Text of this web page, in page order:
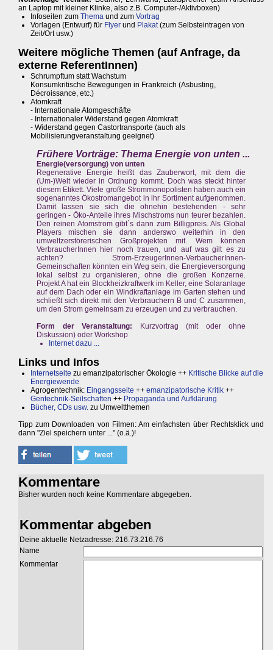
an Laptop mit kleiner Klinke, also z.B. Computer-/Aktivboxen)
Infoseiten zum Thema und zum Vortrag
Vorlagen (Entwurf) für Flyer und Plakat(zum Selbsteintragen von
Zeit/Ort usw.)
Weitere mögliche Themen (auf Anfrage, da
externe ReferentInnen)
Schrumpftum statt Wachstum
Konsumkritische Bewegungen in Frankreich (Asbusting,
Décroissance, etc.)
Atomkraft
- Internationale Atomgeschäfte
- Internationaler Widerstand gegen Atomkraft
- Widerstand gegen Castortransporte (auch als
Mobilisierungveranstaltung geeignet)
Frühere Vorträge: Thema Energie von unten ...
Energie(versorgung) von unten
Regenerative Energie heißt das Zauberwort, mit dem die
(Um-)Welt wieder in Ordnung kommt. Doch was steckt hinter
diesem Etikett. Viele große Strommonopolisten haben auch ein
sogenanntes Ökostromangebot in ihr Sortiment aufgenommen.
Damit lassen sie sich die ohnehin bestehenden - sehr
geringen - Öko-Anteile ihres Mischstroms nun teurer bezahlen.
Den reinen Atomstrom gibt´s dann zum Billigpreis. Als Global
Players mischen sie dann anderswo weiterhin in den
umweltzerstörerischen Großprojekten mit. Wem können
VerbraucherInnen hier noch trauen, und auf was gilt es zu
achten? Strom-ErzeugerInnen-VerbaucherInnen-
Gemeinschaften könnten ein Weg sein, die Energieversorgung
lokal selbst zu organisieren, ohne die großen Konzerne.
Projekt A hat ein Blockheizkraftwerk im Keller, eine Solaranlage
auf dem Dach oder ein Windkraftanlage im Garten stehen und
schließt sich direkt mit den Verbrauchern B und C zusammen,
um den Strom gemeinsam zu erzeugen und zu verbrauchen.
Form der Veranstaltung: Kurzvortrag (mit oder ohne
Diskussion) oder Workshop
Internet dazu ...
Links und Infos
Internetseite zu emanzipatorischer Ökologie ++ Kritische Blicke auf die
Energiewende
Agrogentechnik: Eingangsseite ++ emanzipatorische Kritik ++
Gentechnik-Seilschaften ++ Propaganda und Aufklärung
Bücher, CDs usw. zu Umweltthemen
Tipp zum Downloaden von Filmen: Am einfachsten über Rechtsklick und
dann "Ziel speichern unter ..." (o.ä.)!
Kommentare
Bisher wurden noch keine Kommentare abgegeben.
Kommentar abgeben
Deine aktuelle Netzadresse: 216.73.216.76
Name
Kommentar